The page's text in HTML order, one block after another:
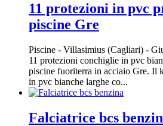
11 protezioni in pvc
piscine Gre
Piscine - Villasimius (Cagliari) -
11 protezioni conchiglie in pvc
piscine fuoriterra in acciaio Gre. Il
in pvc bianche larghe co...
Falciatrice bcs